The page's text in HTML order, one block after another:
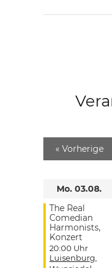
« Vorherige
Mo. 03.08.
The Real
Comedian
Harmonists,
Konzert
20:00 Uhr
Luisenburg